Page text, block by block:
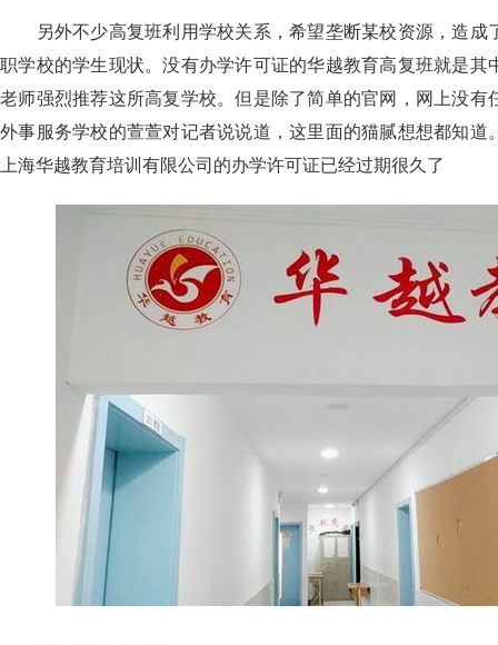
另外不少高复班利用学校关系，希望垄断某校资源，造成
职学校的学生现状。没有办学许可证的华越教育高复班就是其
老师强烈推荐这所高复学校。但是除了简单的官网，网上没有
外事服务学校的萱萱对记者说说道，这里面的猫腻想想都知道
上海华越教育培训有限公司的办学许可证已经过期很久了